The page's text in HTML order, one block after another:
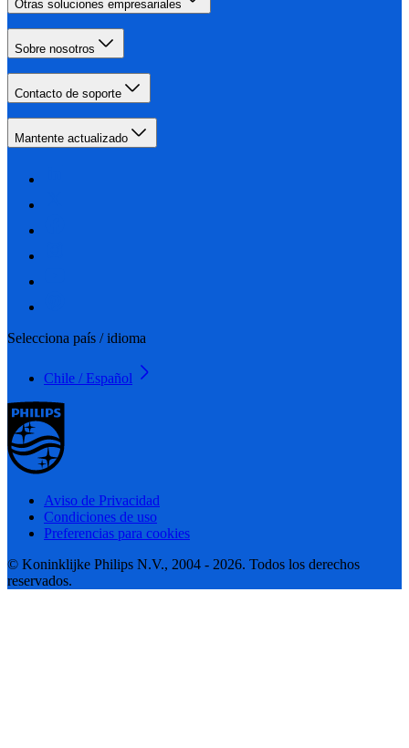
Otras soluciones empresariales
Sobre nosotros
Contacto de soporte
Mantente actualizado
Selecciona país / idioma
Chile / Español
Aviso de Privacidad
Condiciones de uso
Preferencias para cookies
© Koninklijke Philips N.V., 2004 - 2026. Todos los derechos
reservados.